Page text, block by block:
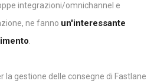
integrazioni/omnichannel e
ne fanno un'interessante
la gestione delle consegne di Fastlane